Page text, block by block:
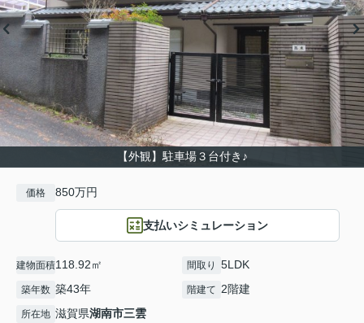
【外観】駐車場３台付き♪
価格 850万円
支払いシミュレーション
建物面積118.92㎡ 間取り 5LDK
築年数 築43年 階建て 2階建
所在地 滋賀県湖南市三雲